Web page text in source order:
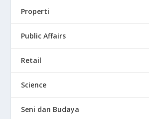
Properti
Public Affairs
Retail
Science
Seni dan Budaya